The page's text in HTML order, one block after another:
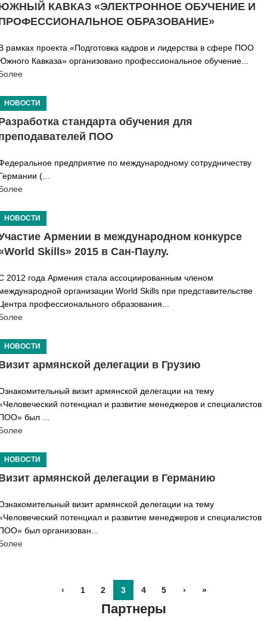
КАВКАЗ «ЭЛЕКТРОННОЕ ОБУЧЕНИЕ И
ОБРАЗОВАНИЕ»
рамках проекта «Подготовка кадров и лидерства в сфере ПОО
Кавказа» организовано профессиональное обучение...
НОВОСТИ
стандарта обучения для
ПОО
предприятие по международному сотрудничеству
(...
НОВОСТИ
Армении в международном конкурсе
Skills» 2015 в Сан-Паулу.
2012 года Армения стала ассоциированным членом
организации World Skills при представительстве
профессионального образования...
НОВОСТИ
армянской делегации в Грузию
визит армянской делегации на тему
потенциал и развитие менеджеров и специалистов
был ...
НОВОСТИ
армянской делегации в Германию
визит армянской делегации на тему
потенциал и развитие менеджеров и специалистов
был организован...
‹ 1 2 3 4 5 › »
Партнеры